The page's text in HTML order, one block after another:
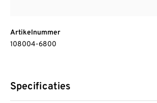
Artikelnummer
108004-6800
Specificaties